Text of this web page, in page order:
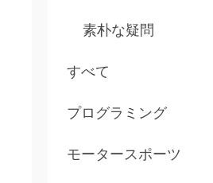
素朴な疑問
すべて
プログラミング
モータースポーツ